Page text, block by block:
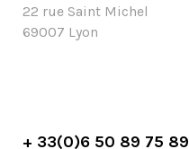
22 rue Saint Michel
69007 Lyon
+ 33(0)6 50 89 75 89